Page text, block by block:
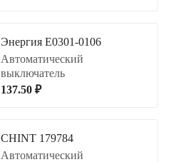
Энергия Е0301-0106
Автоматический
выключатель
137.50 ₽
CHINT 179784
Автоматический